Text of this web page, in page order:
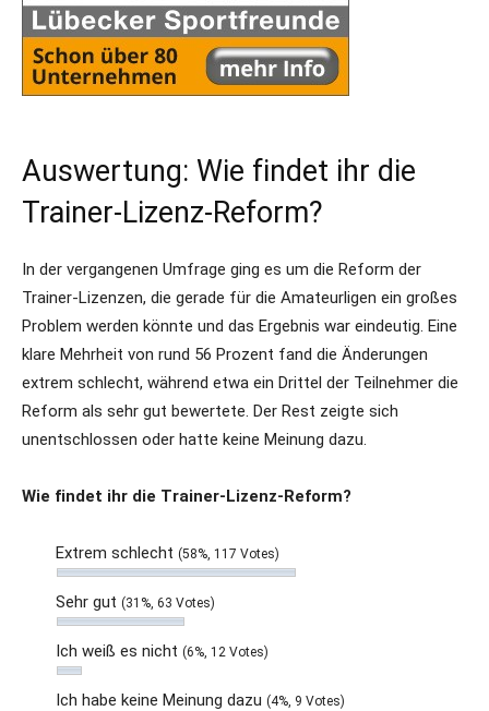
Auswertung: Wie findet ihr die
Trainer-Lizenz-Reform?
In der vergangenen Umfrage ging es um die Reform der
Trainer-Lizenzen, die gerade für die Amateurligen ein großes
Problem werden könnte und das Ergebnis war eindeutig. Eine
klare Mehrheit von rund 56 Prozent fand die Änderungen
extrem schlecht, während etwa ein Drittel der Teilnehmer die
Reform als sehr gut bewertete. Der Rest zeigte sich
unentschlossen oder hatte keine Meinung dazu.
Wie findet ihr die Trainer-Lizenz-Reform?
Extrem schlecht (58%, 117 Votes)
Sehr gut (31%, 63 Votes)
Ich weiß es nicht (6%, 12 Votes)
Ich habe keine Meinung dazu (4%, 9 Votes)